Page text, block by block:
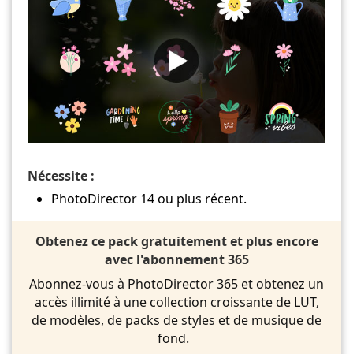
Nécessite :
PhotoDirector 14 ou plus récent.
Obtenez ce pack gratuitement et plus encore
avec l'abonnement 365
Abonnez-vous à PhotoDirector 365 et obtenez un
accès illimité à une collection croissante de LUT,
de modèles, de packs de styles et de musique de
fond.